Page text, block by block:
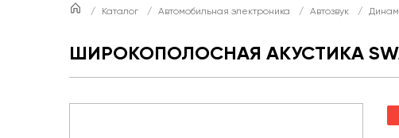
/ Каталог / Автомобильная электроника / Автозвук /
ШИРОКОПОЛОСНАЯ АКУСТИКА